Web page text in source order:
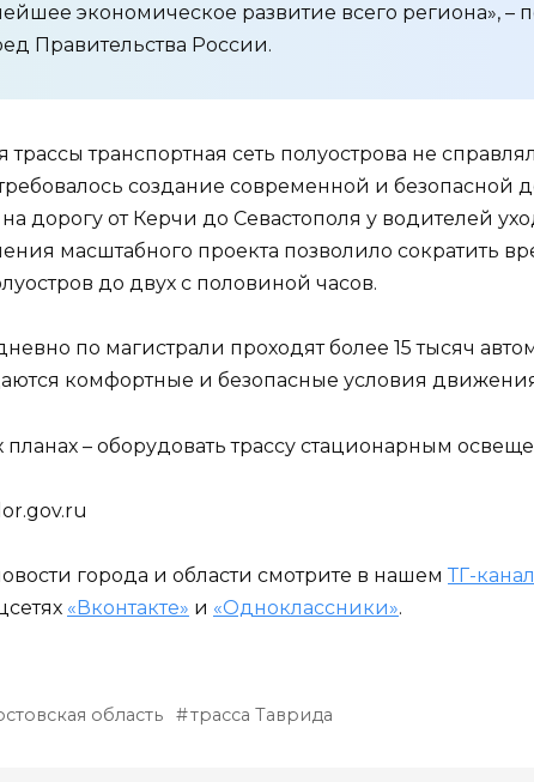
экономическое развитие всего региона», –
Правительства России.
транспортная сеть полуострова не
создание современной и безопасной
дорогу от Керчи до Севастополя у водителей
масштабного проекта позволило сократить
до двух с половиной часов.
по магистрали проходят более 15 тысяч
комфортные и безопасные условия
– оборудовать трассу стационарным
города и области смотрите в нашем ТГ-
«Вконтакте» и «Одноклассники».
область трасса Таврида